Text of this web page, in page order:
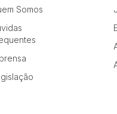
Somos